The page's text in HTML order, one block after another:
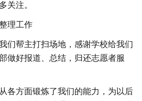
关注。
理工作
帮主打扫场地，感谢学校给我们
做好报道、总结，归还志愿者服
方面锻炼了我们的能力，为以后